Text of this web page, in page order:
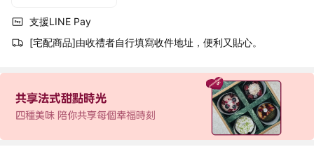
支援LINE Pay
[宅配商品]由收禮者自行填寫收件地址，便利又貼心。